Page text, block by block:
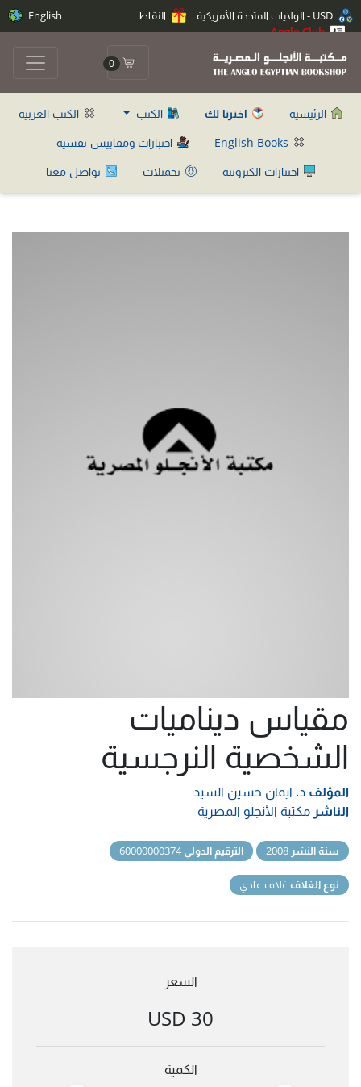
النقاط
Anglo Club
English
0
الرئيسية اخترنا لك الكتب
الكتب العربية
اختبارات ومقاييس نفسية
اختبارات الكترونية
تحميلات تواصل معنا
مقياس ديناميات
الشخصية النرجسية
المؤلف د. ايمان حسين السيد
الناشر مكتبة الأنجلو المصرية
سنة النشر الترقيم الدولي
نوع الغلاف غلاف عادي
السعر
30 USD
الكمية